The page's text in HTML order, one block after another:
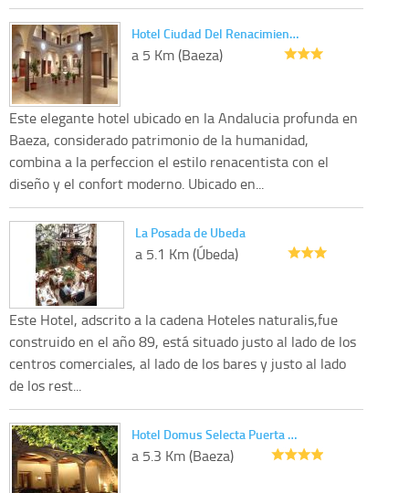
Hotel Ciudad Del Renacimien…
a 5 Km (Baeza)
Este elegante hotel ubicado en la Andalucia profunda en
Baeza, considerado patrimonio de la humanidad,
combina a la perfeccion el estilo renacentista con el
diseño y el confort moderno. Ubicado en...
La Posada de Ubeda
a 5.1 Km (Úbeda)
Este Hotel, adscrito a la cadena Hoteles naturalis,fue
construido en el año 89, está situado justo al lado de los
centros comerciales, al lado de los bares y justo al lado
de los rest...
Hotel Domus Selecta Puerta …
a 5.3 Km (Baeza)